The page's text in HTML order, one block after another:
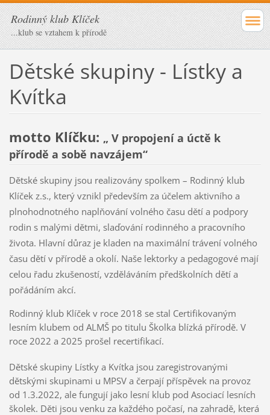
Rodinný klub Klíček
...klub se vztahem k přírodě
Dětské skupiny - Lístky a
Kvítka
motto Klíčku: „ V propojení a úctě k
přírodě a sobě navzájem“
Dětské skupiny jsou realizovány spolkem – Rodinný klub
Klíček z.s., který vznikl především za účelem aktivního a
plnohodnotného naplňování volného času dětí a podpory
rodin s malými dětmi, slaďování rodinného a pracovního
života. Hlavní důraz je kladen na maximální trávení volného
času dětí v přírodě a okolí. Naše lektorky a pedagogové mají
celou řadu zkušeností, vzděláváním předškolních dětí a
pořádáním akcí.
Rodinný klub Klíček v roce 2018 se stal Certifikovaným
lesním klubem od ALMŠ po titulu Školka blízká přírodě. V
roce 2022 a 2025 prošel recertifikací.
Dětské skupiny Lístky a Kvítka jsou zaregistrovanými
dětskými skupinami u MPSV a čerpají příspěvek na provoz
od 1.3.2022, ale fungují jako lesní klub pod Asociací lesních
školek. Děti jsou venku za každého počasí, na zahradě, která